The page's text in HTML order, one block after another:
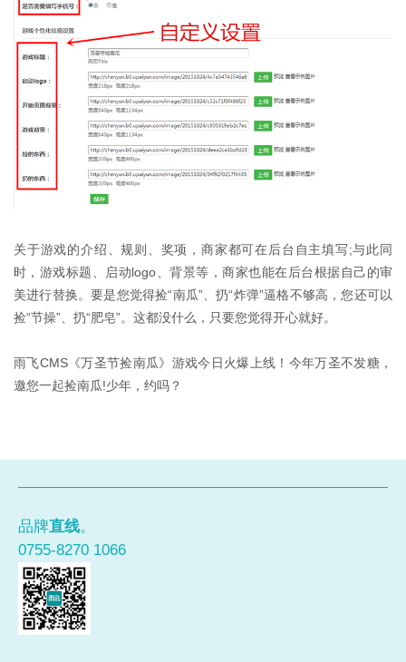
关于游戏的介绍、规则、奖项，商家都可在后台自主填写;与此同
时，游戏标题、启动logo、背景等，商家也能在后台根据自己的审
美进行替换。要是您觉得捡“南瓜”、扔“炸弹”逼格不够高，您还可以
捡“节操”、扔“肥皂”。这都没什么，只要您觉得开心就好。
雨飞CMS《万圣节捡南瓜》游戏今日火爆上线！今年万圣不发糖，
邀您一起捡南瓜!少年，约吗？
品牌直线。
0755-8270 1066